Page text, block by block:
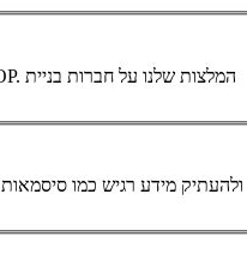
... ולהעתיק מידע רגיש כמו